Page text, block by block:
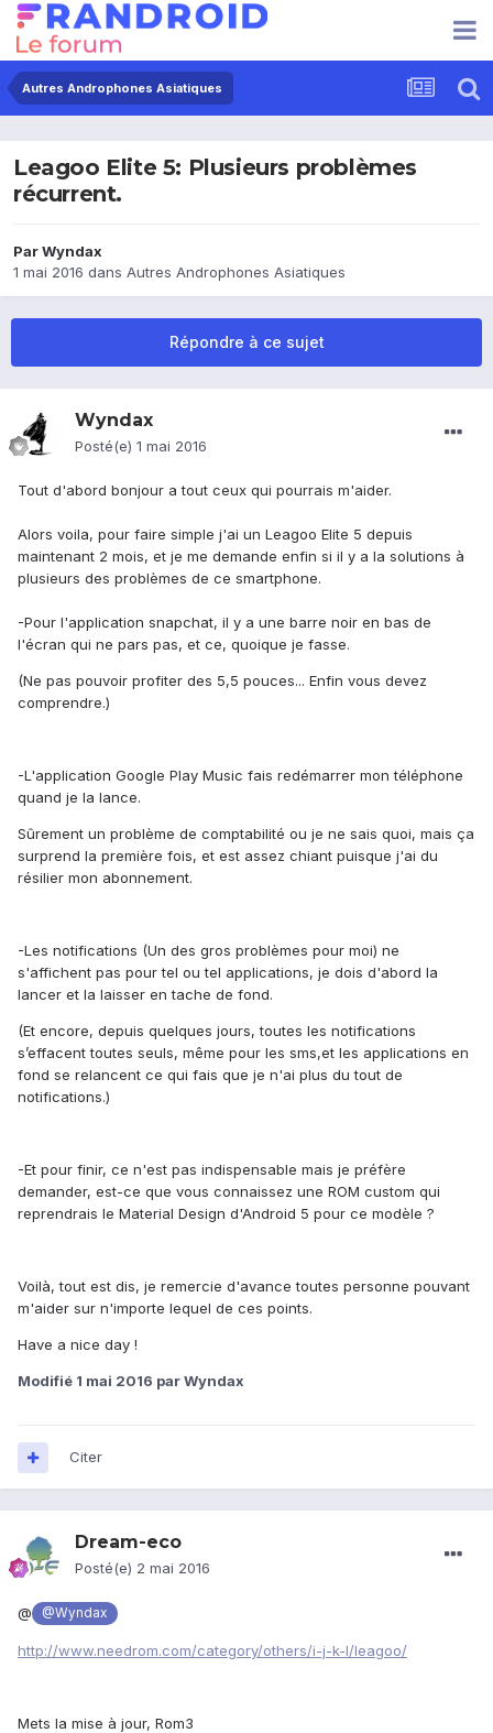
Autres Androphones Asiatiques
Leagoo Elite 5: Plusieurs problèmes
récurrent.
ParWyndax
1 mai 2016 dans Autres Androphones Asiatiques
Répondre à ce sujet
Wyndax
Posté(e) 1 mai 2016
Tout d'abord bonjour a tout ceux qui pourrais m'aider.
Alors voila, pour faire simple j'ai un Leagoo Elite 5 depuis
maintenant 2 mois, et je me demande enfin si il y a la solutions à
plusieurs des problèmes de ce smartphone.
-Pour l'application snapchat, il y a une barre noir en bas de
l'écran qui ne pars pas, et ce, quoique je fasse.
(Ne pas pouvoir profiter des 5,5 pouces... Enfin vous devez
comprendre.)
-L'application Google Play Music fais redémarrer mon téléphone
quand je la lance.
Sûrement un problème de comptabilité ou je ne sais quoi, mais ça
surprend la première fois, et est assez chiant puisque j'ai du
résilier mon abonnement.
-Les notifications (Un des gros problèmes pour moi) ne
s'affichent pas pour tel ou tel applications, je dois d'abord la
lancer et la laisser en tache de fond.
(Et encore, depuis quelques jours, toutes les notifications
s’effacent toutes seuls, même pour les sms,et les applications en
fond se relancent ce qui fais que je n'ai plus du tout de
notifications.)
-Et pour finir, ce n'est pas indispensable mais je préfère
demander, est-ce que vous connaissez une ROM custom qui
reprendrais le Material Design d'Android 5 pour ce modèle ?
Voilà, tout est dis, je remercie d'avance toutes personne pouvant
m'aider sur n'importe lequel de ces points.
Have a nice day !
Modifié 1 mai 2016 par Wyndax
Citer
Dream-eco
Posté(e) 2 mai 2016
@ @Wyndax
http://www.needrom.com/category/others/i-j-k-l/leagoo/
Mets la mise à jour, Rom3